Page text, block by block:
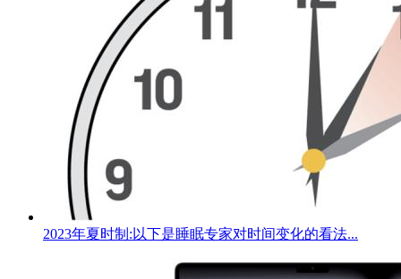
2023年夏时制:以下是睡眠专家对时间变化的看法...